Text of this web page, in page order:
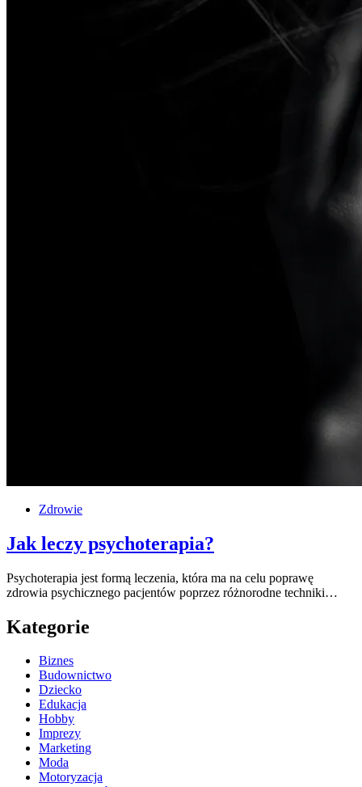
Zdrowie
Jak leczy psychoterapia?
Psychoterapia jest formą leczenia, która ma na celu poprawę
zdrowia psychicznego pacjentów poprzez różnorodne techniki…
Kategorie
Biznes
Budownictwo
Dziecko
Edukacja
Hobby
Imprezy
Marketing
Moda
Motoryzacja